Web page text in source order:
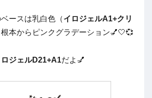
ースは乳白色（イロジェルA1+クリ
本からピンクグラデーション💅🤍💞
ロジェルD21+A1だよ💅